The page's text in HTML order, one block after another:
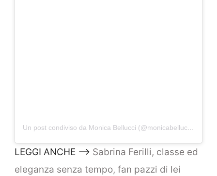
Un post condiviso da Monica Bellucci (@monicabellucciofficiel)
LEGGI ANCHE –> Sabrina Ferilli, classe ed
eleganza senza tempo, fan pazzi di lei